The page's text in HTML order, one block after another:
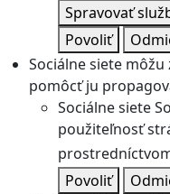
Spravovať
Povoliť
Sociálne siete
pomôcť ju
Sociálne siete
použiteľnosť
Povoliť